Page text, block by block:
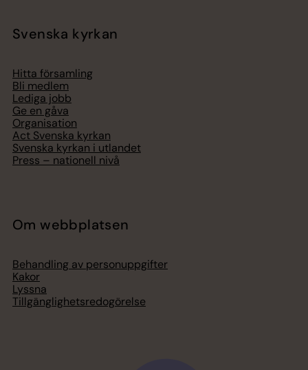
Svenska kyrkan
Hitta församling
Bli medlem
Lediga jobb
Ge en gåva
Organisation
Act Svenska kyrkan
Svenska kyrkan i utlandet
Press – nationell nivå
Om webbplatsen
Behandling av personuppgifter
Kakor
Lyssna
Tillgänglighetsredogörelse